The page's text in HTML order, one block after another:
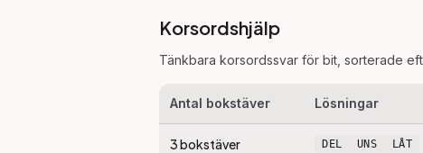
Korsordshjälp
Tänkbara korsordssvar för bit , sorterade
Antal bokstäver Lösningar
3bokstäver DEL UNS LÅT